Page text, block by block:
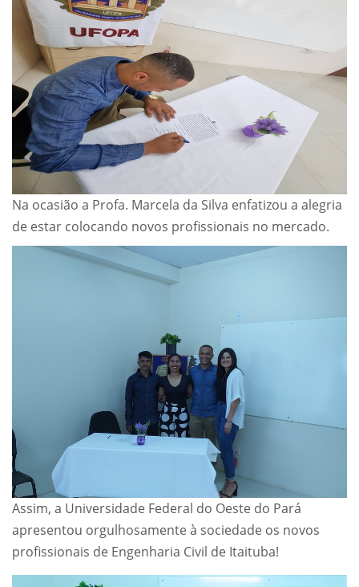
Na ocasião a Profa. Marcela da Silva enfatizou a alegria
de estar colocando novos profissionais no mercado.
Assim, a Universidade Federal do Oeste do Pará
apresentou orgulhosamente à sociedade os novos
profissionais de Engenharia Civil de Itaituba!